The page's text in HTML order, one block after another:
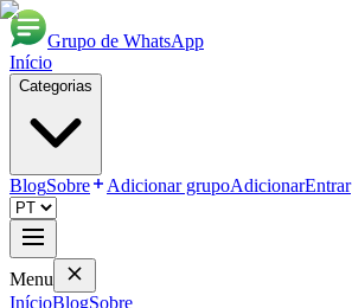
Grupo de WhatsApp
Início
Categorias
BlogSobre Adicionar grupoAdicionarEntrar
Menu
InícioBlogSobre